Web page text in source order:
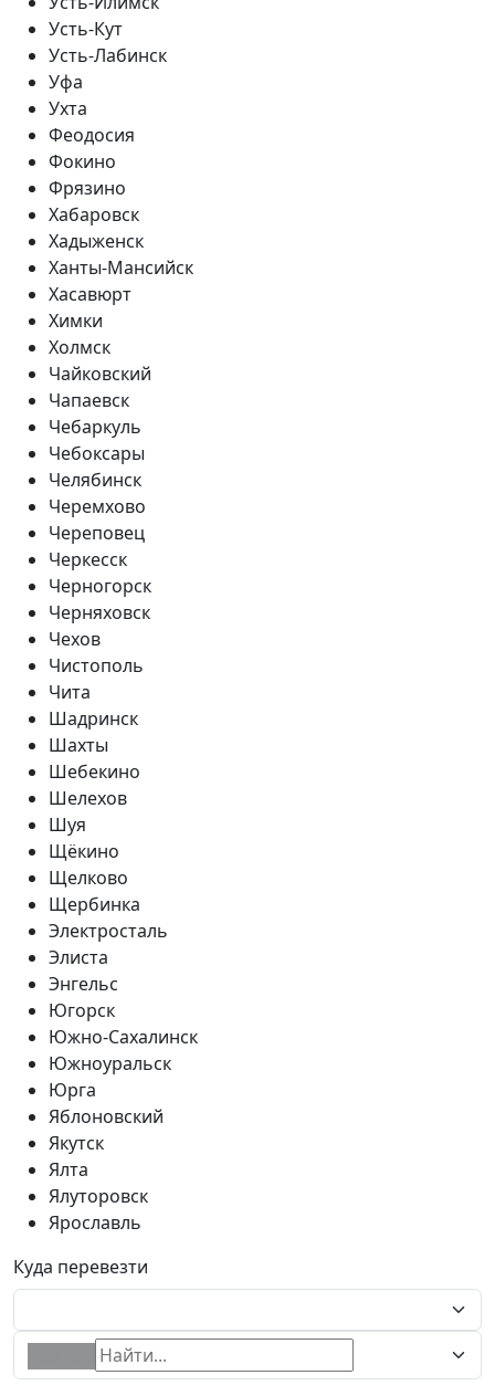
Усть-Кут
Усть-Лабинск
Уфа
Ухта
Феодосия
Фокино
Фрязино
Хабаровск
Хадыженск
Ханты-Мансийск
Хасавюрт
Химки
Холмск
Чайковский
Чапаевск
Чебаркуль
Чебоксары
Челябинск
Черемхово
Череповец
Черкесск
Черногорск
Черняховск
Чехов
Чистополь
Чита
Шадринск
Шахты
Шебекино
Шелехов
Шуя
Щёкино
Щелково
Щербинка
Электросталь
Элиста
Энгельс
Югорск
Южно-Сахалинск
Южноуральск
Юрга
Яблоновский
Якутск
Ялта
Ялуторовск
Ярославль
Куда перевезти